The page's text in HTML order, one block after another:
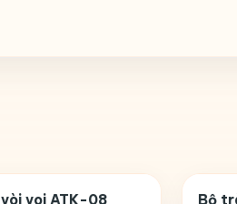
voi ATK-08 Bộ